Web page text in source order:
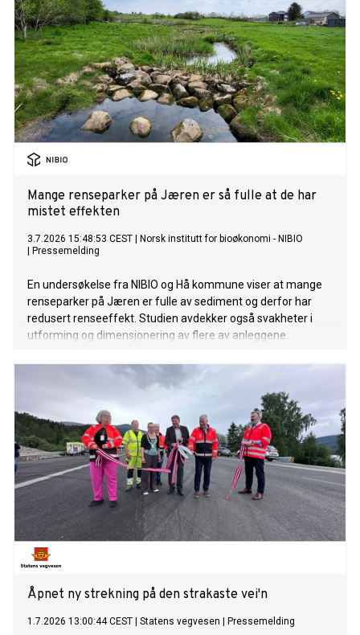
Mange renseparker på Jæren er så fulle at de har
mistet effekten
3.7.2026 15:48:53 CEST
Norsk institutt for bioøkonomi - NIBIO
Pressemelding
En undersøkelse fra NIBIO og Hå kommune viser at mange
renseparker på Jæren er fulle av sediment og derfor har
redusert renseeffekt. Studien avdekker også svakheter i
utforming og dimensjonering av flere av anleggene.
Åpnet ny strekning på den strakaste vei'n
1.7.2026 13:00:44 CEST Statens vegvesen Pressemelding